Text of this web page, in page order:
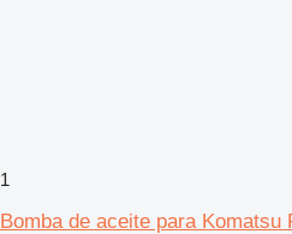
1
Bomba de aceite para Komatsu